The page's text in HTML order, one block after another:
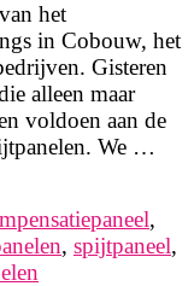
het
in Cobouw, het
Gisteren
alleen maar
voldoen aan de
We …
,
, spijtpaneel,